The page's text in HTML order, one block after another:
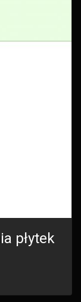
płytek